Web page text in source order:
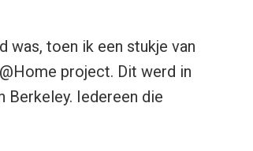
was, toen ik een stukje van
project. Dit werd in
Berkeley. Iedereen die